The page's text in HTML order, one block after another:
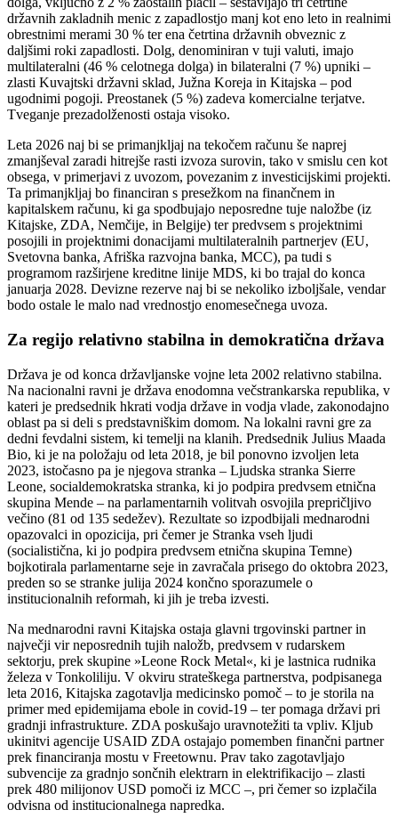
državnih zakladnih menic z zapadlostjo manj kot eno leto in realnimi
obrestnimi merami 30 % ter ena četrtina državnih obveznic z
daljšimi roki zapadlosti. Dolg, denominiran v tuji valuti, imajo
multilateralni (46 % celotnega dolga) in bilateralni (7 %) upniki –
zlasti Kuvajtski državni sklad, Južna Koreja in Kitajska – pod
ugodnimi pogoji. Preostanek (5 %) zadeva komercialne terjatve.
Tveganje prezadolženosti ostaja visoko.
Leta 2026 naj bi se primanjkljaj na tekočem računu še naprej
zmanjševal zaradi hitrejše rasti izvoza surovin, tako v smislu cen kot
obsega, v primerjavi z uvozom, povezanim z investicijskimi projekti.
Ta primanjkljaj bo financiran s presežkom na finančnem in
kapitalskem računu, ki ga spodbujajo neposredne tuje naložbe (iz
Kitajske, ZDA, Nemčije, in Belgije) ter predvsem s projektnimi
posojili in projektnimi donacijami multilateralnih partnerjev (EU,
Svetovna banka, Afriška razvojna banka, MCC), pa tudi s
programom razširjene kreditne linije MDS, ki bo trajal do konca
januarja 2028. Devizne rezerve naj bi se nekoliko izboljšale, vendar
bodo ostale le malo nad vrednostjo enomesečnega uvoza.
Za regijo relativno stabilna in demokratična država
Država je od konca državljanske vojne leta 2002 relativno stabilna.
Na nacionalni ravni je država enodomna večstrankarska republika, v
kateri je predsednik hkrati vodja države in vodja vlade, zakonodajno
oblast pa si deli s predstavniškim domom. Na lokalni ravni gre za
dedni fevdalni sistem, ki temelji na klanih. Predsednik Julius Maada
Bio, ki je na položaju od leta 2018, je bil ponovno izvoljen leta
2023, istočasno pa je njegova stranka – Ljudska stranka Sierre
Leone, socialdemokratska stranka, ki jo podpira predvsem etnična
skupina Mende – na parlamentarnih volitvah osvojila prepričljivo
večino (81 od 135 sedežev). Rezultate so izpodbijali mednarodni
opazovalci in opozicija, pri čemer je Stranka vseh ljudi
(socialistična, ki jo podpira predvsem etnična skupina Temne)
bojkotirala parlamentarne seje in zavračala prisego do oktobra 2023,
preden so se stranke julija 2024 končno sporazumele o
institucionalnih reformah, ki jih je treba izvesti.
Na mednarodni ravni Kitajska ostaja glavni trgovinski partner in
največji vir neposrednih tujih naložb, predvsem v rudarskem
sektorju, prek skupine »Leone Rock Metal«, ki je lastnica rudnika
železa v Tonkoliliju. V okviru strateškega partnerstva, podpisanega
leta 2016, Kitajska zagotavlja medicinsko pomoč – to je storila na
primer med epidemijama ebole in covid-19 – ter pomaga državi pri
gradnji infrastrukture. ZDA poskušajo uravnotežiti ta vpliv. Kljub
ukinitvi agencije USAID ZDA ostajajo pomemben finančni partner
prek financiranja mostu v Freetownu. Prav tako zagotavljajo
subvencije za gradnjo sončnih elektrarn in elektrifikacijo – zlasti
prek 480 milijonov USD pomoči iz MCC –, pri čemer so izplačila
odvisna od institucionalnega napredka.